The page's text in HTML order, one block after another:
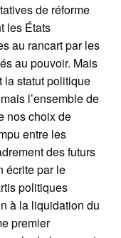
de réforme
les États
au rancart par les
au pouvoir. Mais
la statut politique
l’ensemble de
nos choix de
entre les
des futurs
écrite par le
politiques
à la liquidation du
premier